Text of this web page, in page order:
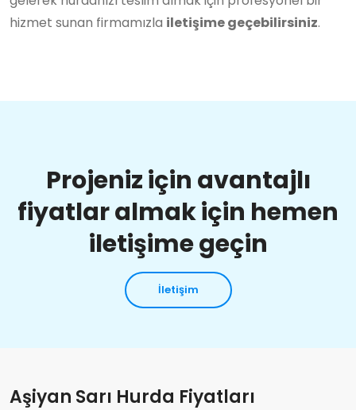
hizmet sunan firmamızla iletişime geçebilirsiniz.
Projeniz için avantajlı
fiyatlar almak için hemen
iletişime geçin
İletişim
Aşiyan Sarı Hurda Fiyatları